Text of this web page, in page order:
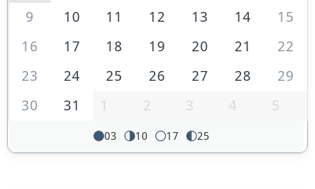
9
10 11 12 13 14
15
16
17 18 19 20 21
22
23
24 25 26 27 28
29
30
31 1 2 3 4 5
03 10 17 25